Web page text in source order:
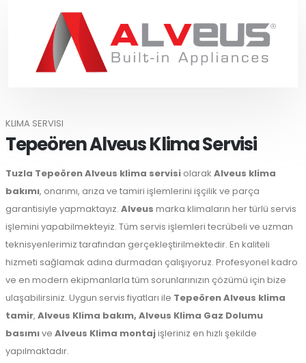
KLIMA SERVISI
Tepeören Alveus Klima Servisi
Tuzla Tepeören Alveus klima servisi olarak Alveus klima
bakımı, onarımı, arıza ve tamiri işlemlerini işçilik ve parça
garantisiyle yapmaktayız. Alveus marka klimaların her türlü servis
işlemini yapabilmekteyiz. Tüm servis işlemleri tecrübeli ve uzman
teknisyenlerimiz tarafından gerçekleştirilmektedir. En kaliteli
hizmeti sağlamak adına durmadan çalışıyoruz. Profesyonel kadro
ve en modern ekipmanlarla tüm sorunlarınızın çözümü için bize
ulaşabilirsiniz. Uygun servis fiyatları ile Tepeören Alveus klima
tamir, Alveus Klima bakım, Alveus Klima Gaz Dolumu
basımıve Alveus Klima montajişleriniz en hızlı şekilde
yapılmaktadır.